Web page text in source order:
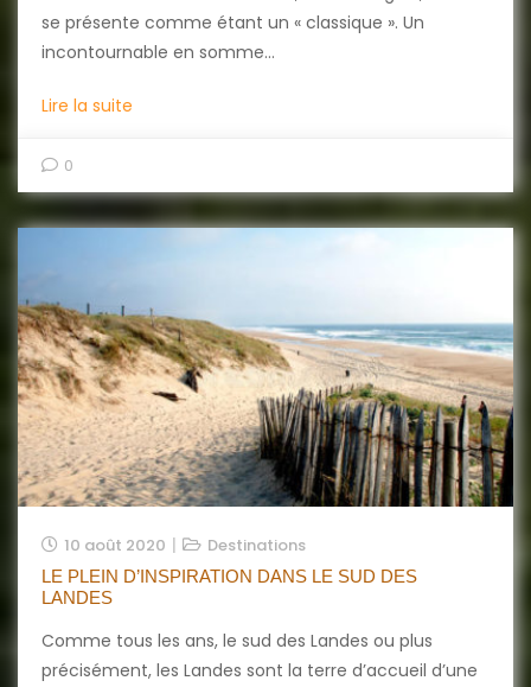
se présente comme étant un « classique ». Un
incontournable en somme…
Lire la suite
0
10 août 2020 Destinations
LE PLEIN D’INSPIRATION DANS LE SUD DES
LANDES
Comme tous les ans, le sud des Landes ou plus
précisément, les Landes sont la terre d’accueil d’une